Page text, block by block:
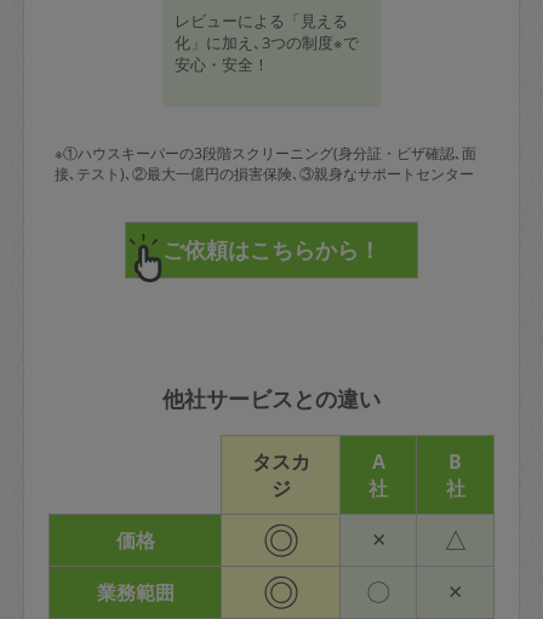
レビューによる「見える
化」に加え､3つの制度※で
安心・安全！
※①ハウスキーパーの3段階スクリーニング(身分証・ビザ確認､面
接､テスト)､②最大一億円の損害保険､③親身なサポートセンター
他社サービスとの違い
タスカ
ジ
A
社
B
社
価格
◎ × △
業務範囲 ◎ 〇 ×